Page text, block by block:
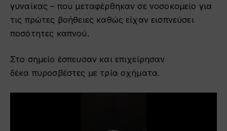
γυναίκας – που μεταφέρθηκαν σε νοσοκομείο για
τις πρώτες βοήθειες καθώς είχαν εισπνεύσει
ποσότητες καπνού.
Στο σημείο έσπευσαν και επιχείρησαν
δέκα πυροσβέστες με τρία οχήματα.